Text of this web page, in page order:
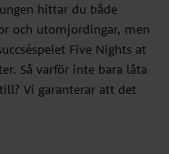
hittar du både
och utomjordingar, men
Five Nights at
Så varför inte bara låta
Vi garanterar att det